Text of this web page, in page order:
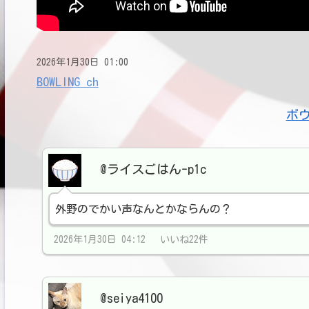
2026年1月30日 01:00
BOWLING ch
ボ
@ライスごはん-p1c
外野のでかい声なんとかならんの？
2026年1月30日 04:12 いいね22件
@seiya4100